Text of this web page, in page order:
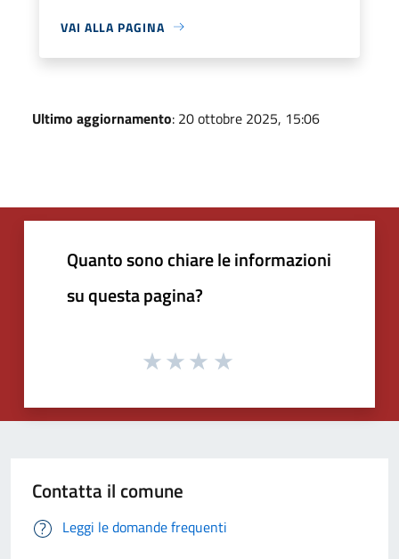
VAI ALLA PAGINA
Ultimo aggiornamento: 20 ottobre 2025, 15:06
Quanto sono chiare le informazioni
su questa pagina?
Contatta il comune
Leggi le domande frequenti